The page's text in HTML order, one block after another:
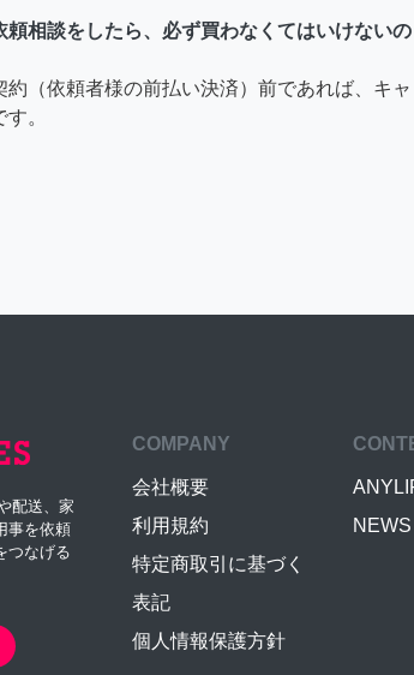
頼相談をしたら、必ず買わなくてはいけないの
約（依頼者様の前払い決済）前であれば、キャ
。
配送、家
事を依頼
つなげる
COMPANY
会社概要
利用規約
特定商取引に基づく
表記
個人情報保護方針
NEWS